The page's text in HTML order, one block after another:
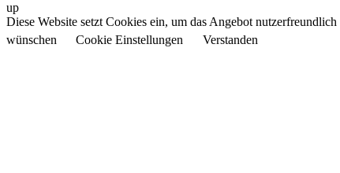
up
Diese Website setzt Cookies ein, um das Angebot
wünschen
Cookie Einstellungen Verstanden